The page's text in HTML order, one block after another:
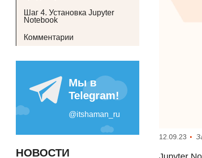
Шаг 4. Установка Jupyter
Notebook
Комментарии
НОВОСТИ
12.09.23